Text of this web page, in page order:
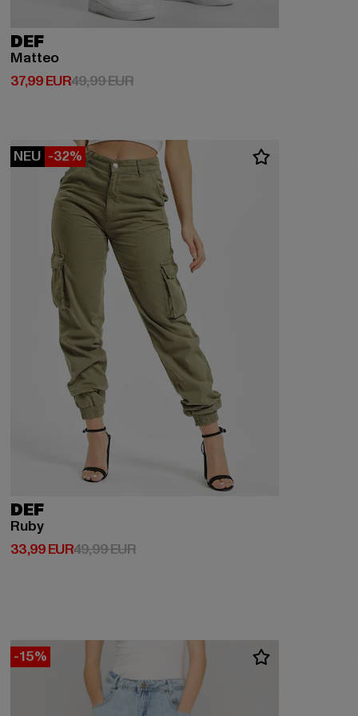
DEF
Matteo
37,99 EUR
Derzeitiger Preis: 37,99 EUR
49,99 EURAktionspreis: 49,99 EUR
NEU -32%
DEF
Ruby
33,99 EUR
Derzeitiger Preis: 33,99 EUR
49,99 EURAktionspreis: 49,99 EUR
-15%